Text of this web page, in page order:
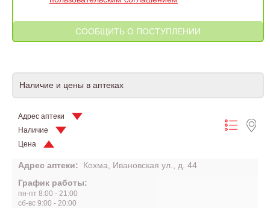
Наличие и цены в аптеках
Адрес аптеки
Наличие
Цена
Адрес аптеки:
Кохма, Ивановская ул., д. 44
График работы:
пн-пт 8:00 - 21:00
сб-вс 9:00 - 20:00